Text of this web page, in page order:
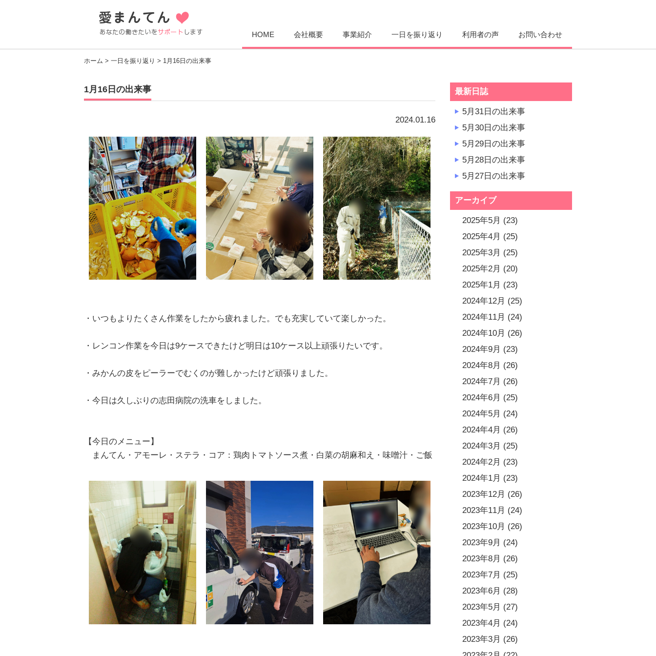
HOME 会社概要 事業紹介 一日を振り返り 利用者の声 お問い合わせ
ホーム > 一日を振り返り > 1月16日の出来事
1月16日の出来事
2024.01.16
・いつもよりたくさん作業をしたから疲れました。でも充実していて楽しかった。
・レンコン作業を今日は9ケースできたけど明日は10ケース以上頑張りたいです。
・みかんの皮をピーラーでむくのが難しかったけど頑張りました。
・今日は久しぶりの志田病院の洗車をしました。
【今日のメニュー】
まんてん・アモーレ・ステラ・コア：鶏肉トマトソース煮・白菜の胡麻和え・味噌汁・ご飯
最新日誌
5月31日の出来事
5月30日の出来事
5月29日の出来事
5月28日の出来事
5月27日の出来事
アーカイブ
2025年5月 (23)
2025年4月 (25)
2025年3月 (25)
2025年2月 (20)
2025年1月 (23)
2024年12月 (25)
2024年11月 (24)
2024年10月 (26)
2024年9月 (23)
2024年8月 (26)
2024年7月 (26)
2024年6月 (25)
2024年5月 (24)
2024年4月 (26)
2024年3月 (25)
2024年2月 (23)
2024年1月 (23)
2023年12月 (26)
2023年11月 (24)
2023年10月 (26)
2023年9月 (24)
2023年8月 (26)
2023年7月 (25)
2023年6月 (28)
2023年5月 (27)
2023年4月 (24)
2023年3月 (26)